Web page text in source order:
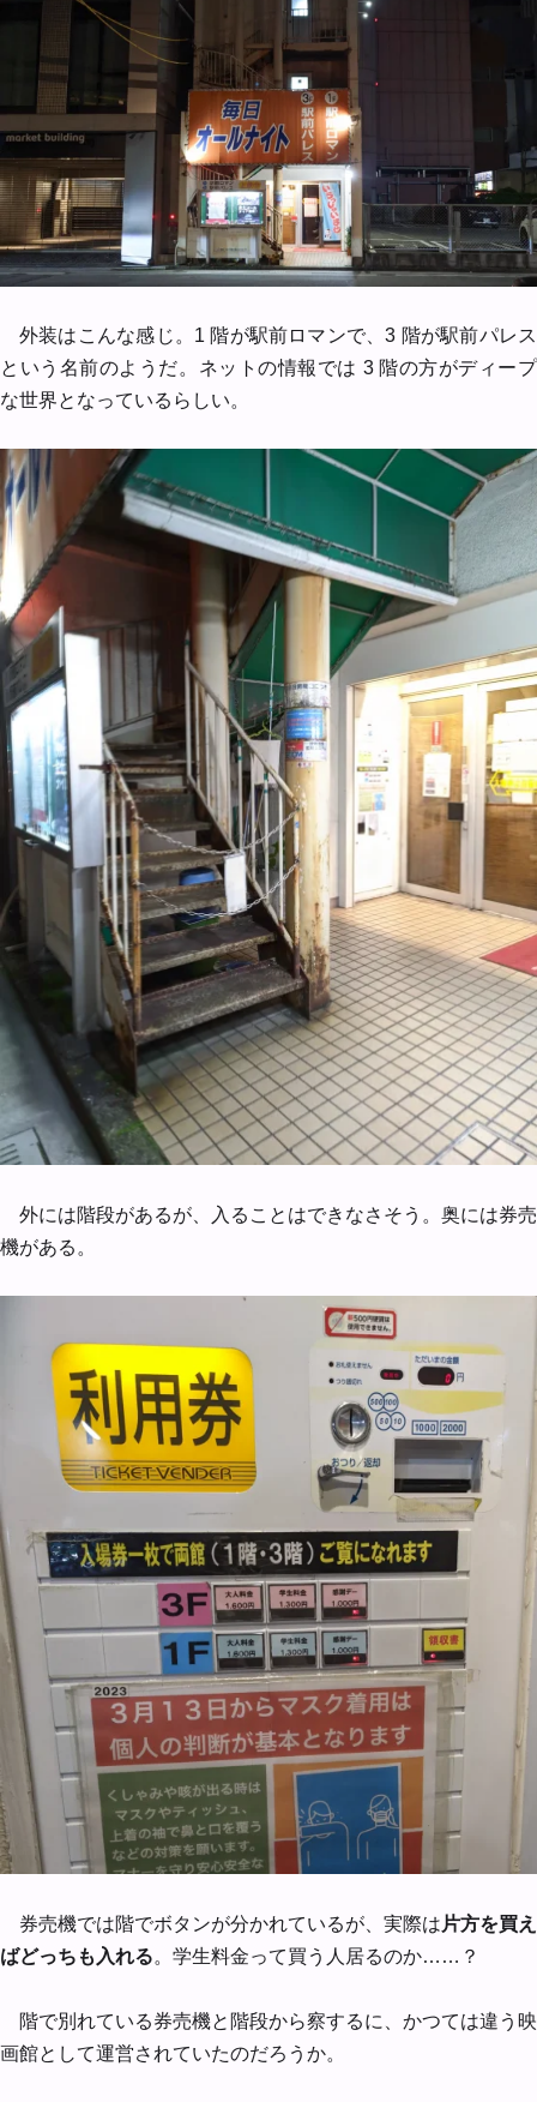
外装はこんな感じ。1 階が駅前ロマンで、3 階が駅前パレス
という名前のようだ。ネットの情報では 3 階の方がディープ
な世界となっているらしい。
外には階段があるが、入ることはできなさそう。奥には券売
機がある。
券売機では階でボタンが分かれているが、実際は 片方を買え
ばどっちも入れる。学生料金って買う人居るのか……？
階で別れている券売機と階段から察するに、かつては違う映
画館として運営されていたのだろうか。